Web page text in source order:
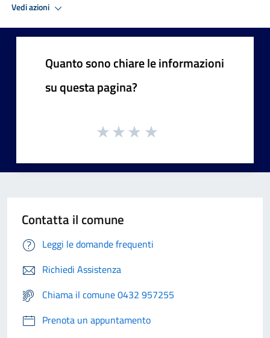
Vedi azioni
Quanto sono chiare le informazioni
su questa pagina?
Contatta il comune
Leggi le domande frequenti
Richiedi Assistenza
Chiama il comune 0432 957255
Prenota un appuntamento